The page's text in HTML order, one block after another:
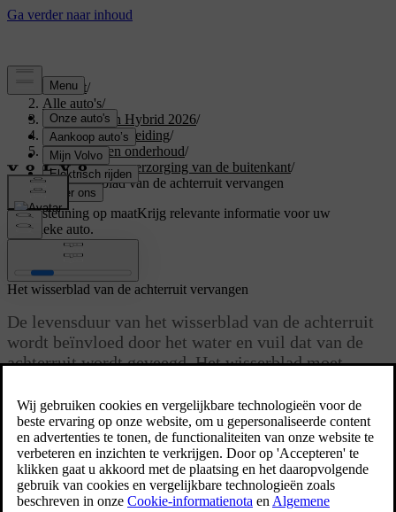
Support/
Alle auto's/
XC60 Plug-in Hybrid 2026/
Gebruikershandleiding/
Verzorging en onderhoud/
Reiniging en verzorging van de buitenkant/
Het wisserblad van de achterruit vervangen
Ondersteuning op maatKrijg relevante informatie voor uw
specifieke auto.
Bijgewerkt 16/04/2025
Het wisserblad van de achterruit vervangen
De levensduur van het wisserblad van de achterruit
wordt beïnvloed door het water en vuil dat van de
achterruit wordt geveegd. Het wisserblad moet
begint te vertonen.